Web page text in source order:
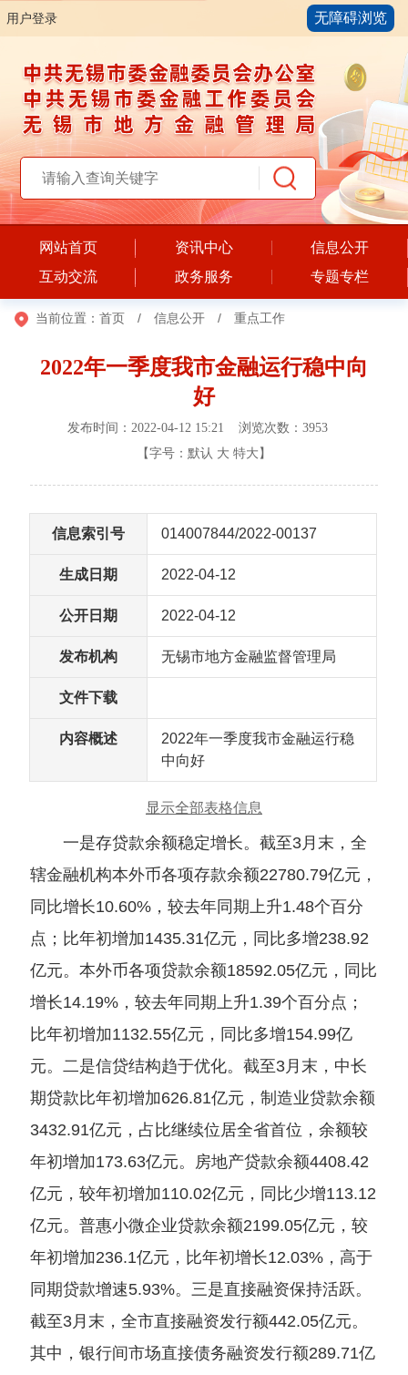
用户登录 无障碍浏览
网站首页 资讯中心
信息公开
互动交流
政务服务 专题专栏
当前位置： 首页 / 信息公开 / 重点工作
2022年一季度我市金融运行稳中向
好
发布时间：2022-04-12 15:21 浏览次数：3953
【字号： 默认 大 特大 】
信息索引号 014007844/2022-00137
生成日期 2022-04-12
公开日期 2022-04-12
发布机构 无锡市地方金融监督管理局
文件下载
内容概述
2022年一季度我市金融运行稳
中向好
显示全部表格信息
一是存贷款余额稳定增长。截至3月末，全
辖金融机构本外币各项存款余额22780.79亿元，
同比增长10.60%，较去年同期上升1.48个百分
点；比年初增加1435.31亿元，同比多增238.92
亿元。本外币各项贷款余额18592.05亿元，同比
增长14.19%，较去年同期上升1.39个百分点；
比年初增加1132.55亿元，同比多增154.99亿
元。二是信贷结构趋于优化。截至3月末，中长
期贷款比年初增加626.81亿元，制造业贷款余额
3432.91亿元，占比继续位居全省首位，余额较
年初增加173.63亿元。房地产贷款余额4408.42
亿元，较年初增加110.02亿元，同比少增113.12
亿元。普惠小微企业贷款余额2199.05亿元，较
年初增加236.1亿元，比年初增长12.03%，高于
同期贷款增速5.93%。三是直接融资保持活跃。
截至3月末，全市直接融资发行额442.05亿元。
其中，银行间市场直接债务融资发行额289.71亿